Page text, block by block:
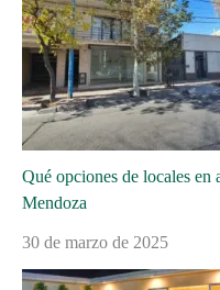
Qué opciones de locales
Mendoza
30 de marzo de 2025